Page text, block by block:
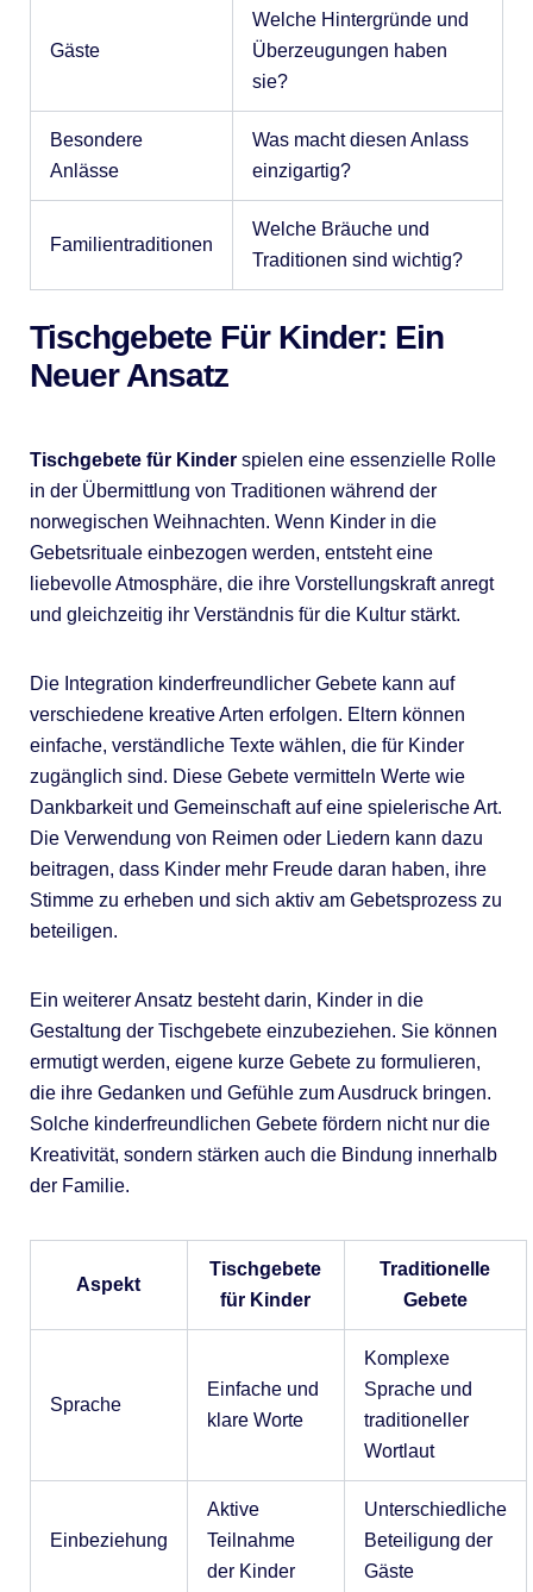
Gäste
Welche Hintergründe und
Überzeugungen haben
sie?
Besondere
Anlässe
Was macht diesen Anlass
einzigartig?
Familientraditionen
Welche Bräuche und
Traditionen sind wichtig?
Tischgebete Für Kinder: Ein
Neuer Ansatz
Tischgebete für Kinderspielen eine essenzielle Rolle
in der Übermittlung von Traditionen während der
norwegischen Weihnachten. Wenn Kinder in die
Gebetsrituale einbezogen werden, entsteht eine
liebevolle Atmosphäre, die ihre Vorstellungskraft anregt
und gleichzeitig ihr Verständnis für die Kultur stärkt.
Die Integration kinderfreundlicher Gebete kann auf
verschiedene kreative Arten erfolgen. Eltern können
einfache, verständliche Texte wählen, die für Kinder
zugänglich sind. Diese Gebete vermitteln Werte wie
Dankbarkeit und Gemeinschaft auf eine spielerische Art.
Die Verwendung von Reimen oder Liedern kann dazu
beitragen, dass Kinder mehr Freude daran haben, ihre
Stimme zu erheben und sich aktiv am Gebetsprozess zu
beteiligen.
Ein weiterer Ansatz besteht darin, Kinder in die
Gestaltung der Tischgebete einzubeziehen. Sie können
ermutigt werden, eigene kurze Gebete zu formulieren,
die ihre Gedanken und Gefühle zum Ausdruck bringen.
Solche kinderfreundlichen Gebete fördern nicht nur die
Kreativität, sondern stärken auch die Bindung innerhalb
der Familie.
Aspekt
Tischgebete
für Kinder
Traditionelle
Gebete
Sprache
Einfache und
klare Worte
Komplexe
Sprache und
traditioneller
Wortlaut
Einbeziehung
Aktive
Teilnahme
der Kinder
Unterschiedliche
Beteiligung der
Gäste